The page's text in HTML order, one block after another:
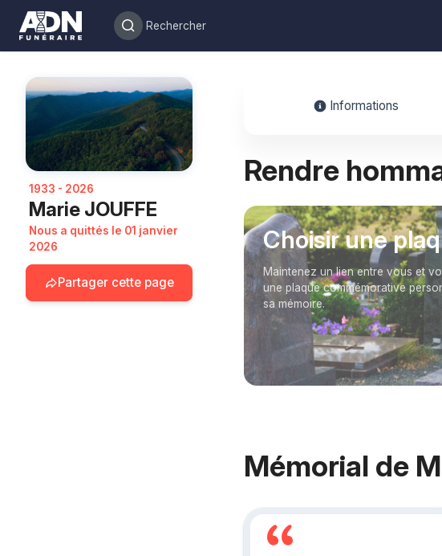
1933 - 2026
Marie JOUFFE
Nous a quittés le 01 janvier
2026
Partager cette page
Informations
Rendre
Choisir une
Maintenez un lien entre vous et
une plaque commémorative
sa mémoire.
Mémorial de